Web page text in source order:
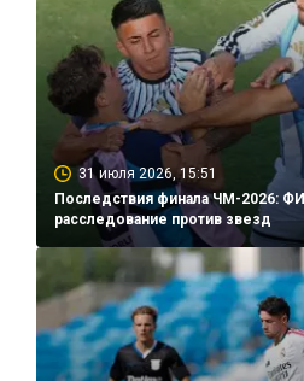
31 июля 2026, 15:51
Последствия финала ЧМ-2026:
расследование против звезд